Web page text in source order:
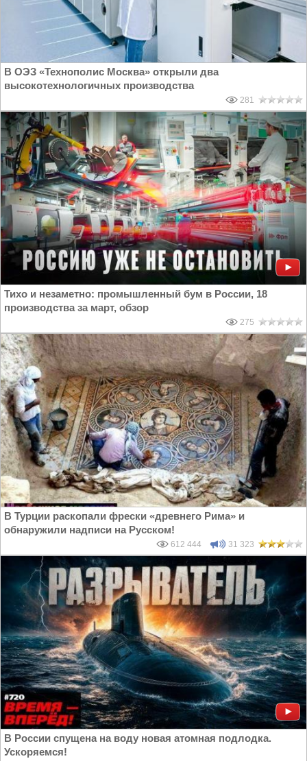
В ОЭЗ «Технополис Москва» открыли два
высокотехнологичных производства
281
Тихо и незаметно: промышленный бум в России, 18
производства за март, обзор
275
В Турции раскопали фрески «древнего Рима» и
обнаружили надписи на Русском!
612 444 31 323
В России спущена на воду новая атомная подлодка.
Ускоряемся!